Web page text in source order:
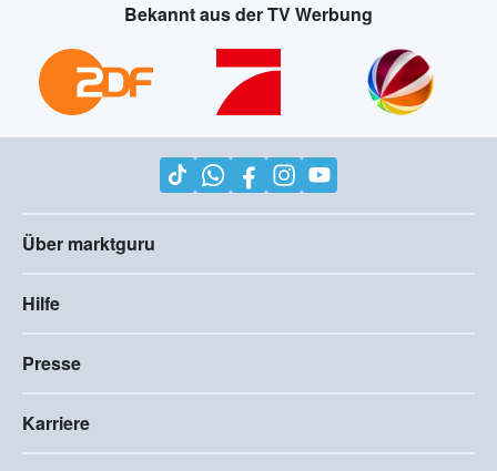
Bekannt aus der TV Werbung
Über marktguru
Hilfe
Presse
Karriere